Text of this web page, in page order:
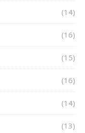
(14)
(16)
(15)
(16)
(14)
(13)